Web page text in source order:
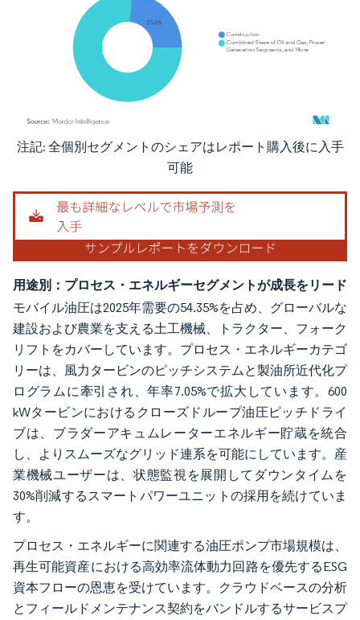
画像 © Mordor Intelligence。再利用にはCC BY 4.0の表示が必要です。
注記: 全個別セグメントのシェアはレポート購入後に入手
可能
用途別：プロセス・エネルギーセグメントが成長をリード
モバイル油圧は2025年需要の54.35%を占め、グローバルな
建設および農業を支える土工機械、トラクター、フォーク
リフトをカバーしています。プロセス・エネルギーカテゴ
リーは、風力タービンのピッチシステムと製油所近代化プ
ログラムに牽引され、年率7.05%で拡大しています。600
kWタービンにおけるクローズドループ油圧ピッチドライ
ブは、ブラダーアキュムレーターエネルギー貯蔵を統合
し、よりスムーズなグリッド連系を可能にしています。産
業機械ユーザーは、状態監視を展開してダウンタイムを
30%削減するスマートパワーユニットの採用を続けていま
す。
プロセス・エネルギーに関連する油圧ポンプ市場規模は、
再生可能資産における高効率流体動力回路を優先するESG
資本フローの恩恵を受けています。クラウドベースの分析
とフィールドメンテナンス契約をバンドルするサービスプ